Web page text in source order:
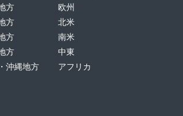
方
方
方
方
沖縄地方
欧州
北米
南米
中東
アフリカ